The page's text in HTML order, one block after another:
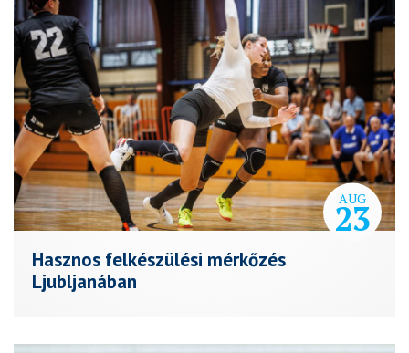
AUG
23
Hasznos felkészülési mérkőzés
Ljubljanában